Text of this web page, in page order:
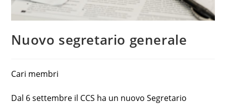
Nuovo segretario generale
Cari membri
Dal 6 settembre il CCS ha un nuovo Segretario